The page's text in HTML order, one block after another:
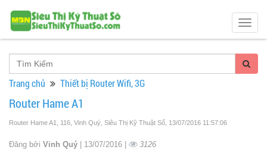
Trang chủ Thiết bị Router Wifi, 3G
Router Hame A1
Router Hame A1, 116, Vinh Quý, Siêu Thị Kỹ Thuật Số , 13/07/2016 11:57:06
Đăng bởi Vinh Quý | 13/07/2016 | 3126